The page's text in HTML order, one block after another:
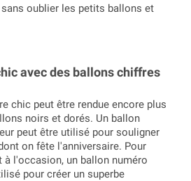
oublier les petits ballons et
avec des ballons chiffres
chic peut être rendue encore plus
noirs et dorés. Un ballon
peut être utilisé pour souligner
on fête l'anniversaire. Pour
à l'occasion, un ballon numéro
pour créer un superbe